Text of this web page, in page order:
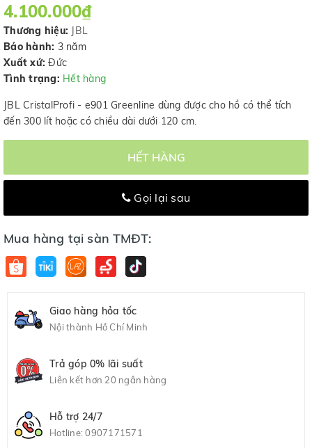
4.100.000₫
Thương hiệu:
JBL
Bảo hành: 3 năm
Xuất xứ: Đức
Tình trạng: Hết hàng
JBL CristalProfi - e901 Greenline dùng được cho hồ có thể tích
đến 300 lít hoặc có chiều dài dưới 120 cm.
HẾT HÀNG
Gọi lại sau
Mua hàng tại sàn TMĐT:
Giao hàng hỏa tốc
Nội thành Hồ Chí Minh
Trả góp 0% lãi suất
Liên kết hơn 20 ngân hàng
Hỗ trợ 24/7
Hotline:0907171571